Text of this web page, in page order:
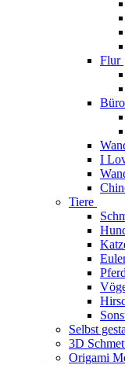
Flur
Büro
I
Tiere
Selbst
3D
Origami